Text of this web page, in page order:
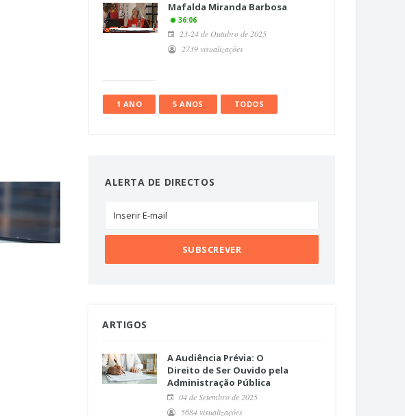
Mafalda Miranda Barbosa
36:06
23-24 de Outubro de 2025
2739 visualizações
1 ANO 5 ANOS TODOS
ALERTA DE DIRECTOS
ARTIGOS
A Audiência Prévia: O
Direito de Ser Ouvido pela
Administração Pública
04 de Setembro de 2025
5684 visualizações